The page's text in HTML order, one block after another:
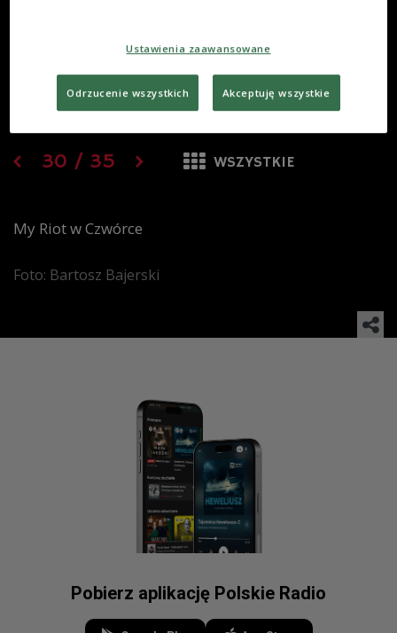
30 / 35 WSZYSTKIE
My Riot w Czwórce
Foto: Bartosz Bajerski
Pobierz aplikację Polskie Radio
Ustawienia zaawansowane
Odrzucenie wszystkich Akceptuję wszystkie